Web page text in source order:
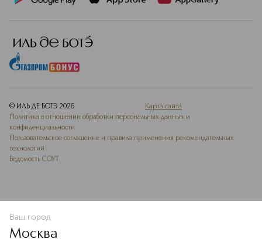
В КОРЗИНУ
© ИЛЬ ДЕ БОТЭ 2026
Карта сайта
Политика в отношении обработки персональных данных и
конфиденциальности
Пользовательское соглашение и правила применения рекомендательных
технологий
Ведомость СОУТ
Ваш город
Москва